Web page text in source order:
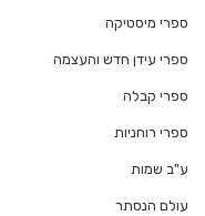
ספרי מיסטיקה
ספרי עידן חדש והעצמה
ספרי קבלה
ספרי רוחניות
ע"ב שמות
עולם הנסתר